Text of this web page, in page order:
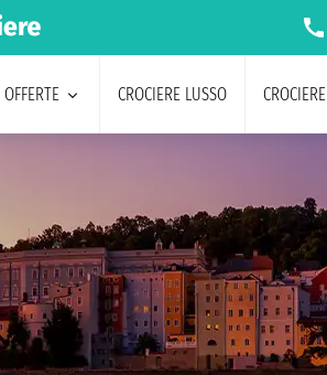
OFFERTE CROCIERE LUSSO CROCIERE